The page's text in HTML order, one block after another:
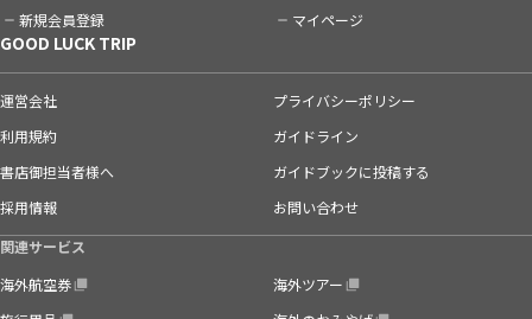
新規会員登録 マイページ
GOOD LUCK TRIP
運営会社
プライバシーポリシー
利用規約
ガイドライン
書店御担当者様へ
ガイドブックに投稿する
採用情報
お問い合わせ
関連サービス
海外航空券
海外ツアー